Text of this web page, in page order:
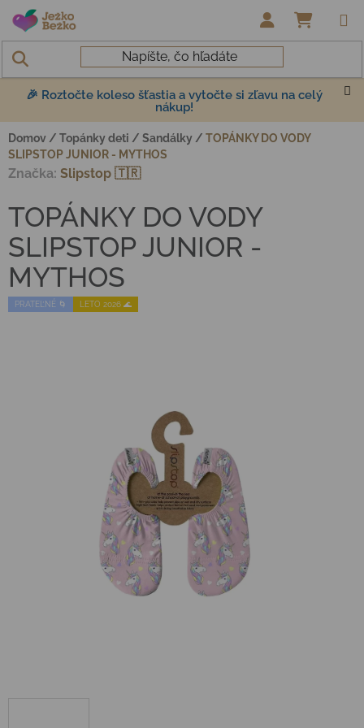
Prejsť na obsah
🎉 Roztočte koleso šťastia a vytočte si zľavu na celý
nákup!
Domov / Topánky deti / Sandálky / TOPÁNKY DO VODY
SLIPSTOP JUNIOR - MYTHOS
PRATEĽNÉ 🌀 LETO 2026 🌊
TOPÁNKY DO VODY
SLIPSTOP JUNIOR -
MYTHOS
Značka: Slipstop 🇹🇷